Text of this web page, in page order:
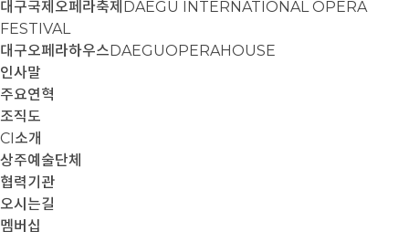
대구국제오페라축제 DAEGU INTERNATIONAL OPERA
FESTIVAL
대구오페라하우스DAEGUOPERAHOUSE
인사말
주요연혁
조직도
CI소개
상주예술단체
협력기관
오시는길
멤버십